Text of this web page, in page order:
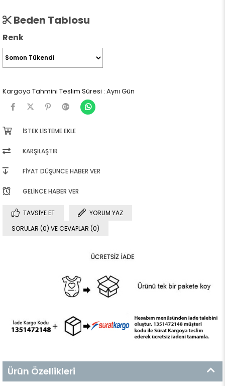
Beden Tablosu
Renk
Kargoya Tahmini Teslim Süresi : Aynı Gün
İSTEK LISTEME EKLE
KARŞILAŞTIR
FIYAT DÜŞÜNCE HABER VER
GELINCE HABER VER
TAVSIYE ET
YORUM YAZ
SORULAR (0) VE CEVAPLAR (0)
Ürün Özellikleri